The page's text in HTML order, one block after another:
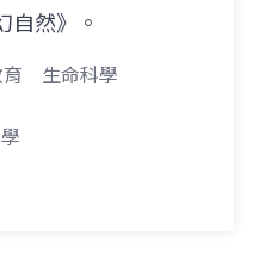
自然》。
生命科學